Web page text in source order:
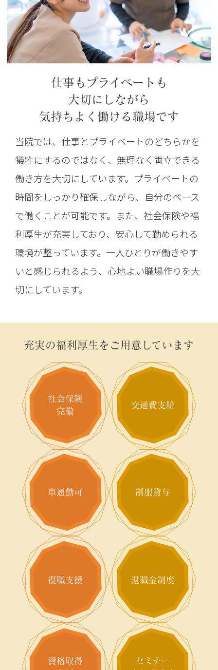
仕事もプライベートも
大切にしながら
気持ちよく働ける職場です
当院では、仕事とプライベートのどちらかを
犠牲にするのではなく、無理なく両立できる
働き方を大切にしています。プライベートの
時間をしっかり確保しながら、自分のペース
で働くことが可能です。また、社会保険や福
利厚生が充実しており、安心して勤められる
環境が整っています。一人ひとりが働きやす
いと感じられるよう、心地よい職場作りを大
切にしています。
充実の福利厚生をご用意しています
社会保険
完備
交通費支給
車通勤可 制服貸与
復職支援 退職金制度
資格取得
セミナー